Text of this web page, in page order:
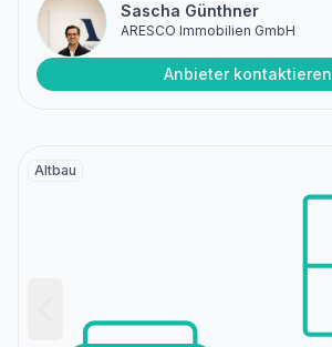
Sascha Günthner
ARESCO Immobilien GmbH
Anbieter kontaktieren
Altbau